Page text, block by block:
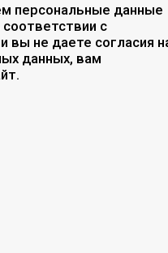
персональные данные
с
вы не даете согласия
данных, вам